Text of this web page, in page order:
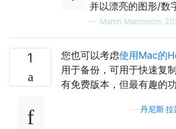
并以漂亮的图形/
— Martin Marconcini
1 您也可以考虑使用Mac的
用于备份，可用于快速复
有免费版本，但最有趣的
丹尼斯·拉